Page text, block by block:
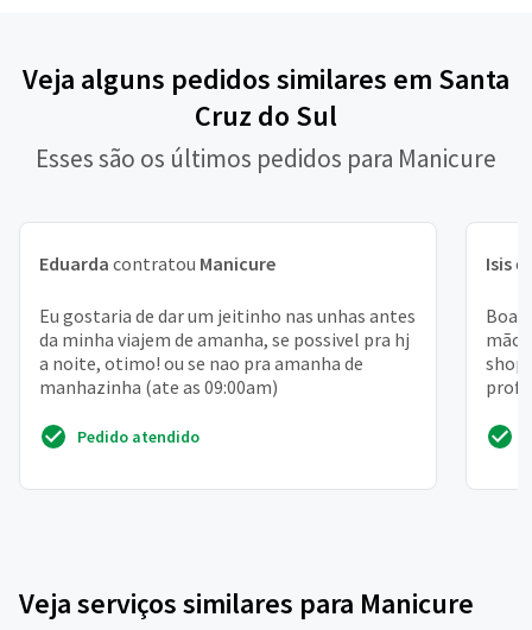
Veja alguns pedidos similares em Santa
Cruz do Sul
Esses são os últimos pedidos para Manicure
Eduarda contratou Manicure
Eu gostaria de dar um jeitinho nas unhas antes
da minha viajem de amanha, se possivel pra hj
a noite, otimo! ou se nao pra amanha de
manhazinha (ate as 09:00am)
Pedido atendido
Isis
Boa
mão
Veja serviços similares para Manicure